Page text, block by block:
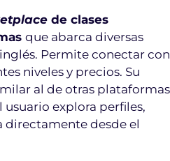
de clases
que abarca diversas
Permite conectar con
niveles y precios. Su
al de otras plataformas
explora perfiles,
directamente desde el